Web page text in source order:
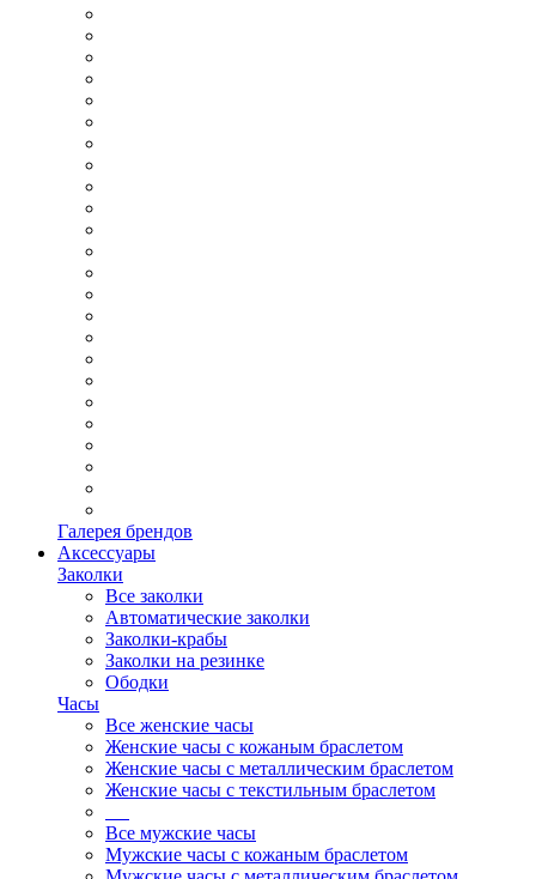
Галерея брендов
Аксессуары
Заколки
Все заколки
Автоматические заколки
Заколки-крабы
Заколки на резинке
Ободки
Часы
Все женские часы
Женские часы с кожаным браслетом
Женские часы с металлическим браслетом
Женские часы с текстильным браслетом
Все мужские часы
Мужские часы с кожаным браслетом